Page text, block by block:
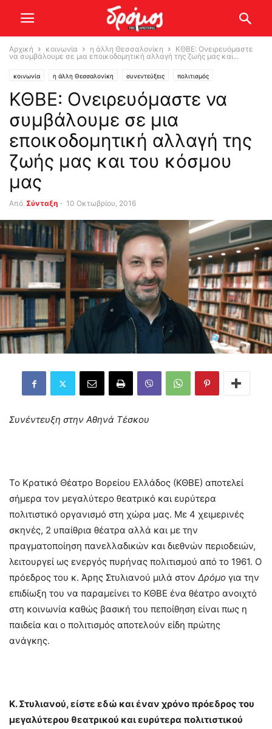
Αρχική κοινωνία η άλλη Θεσσαλονίκη
ΚΘΒΕ: Ονειρευόμαστε
να συμβάλουμε σε μια εποικοδομητική αλλαγή της ζωής μας και...
κοινωνία η άλλη Θεσσαλονίκη συνεντεύξεις πολιτισμός
ΚΘΒΕ: Ονειρευόμαστε να
συμβάλουμε σε μια
εποικοδομητική αλλαγή της
ζωής μας και του κόσμου
μας
Από Σύνταξη - 10 Οκτωβρίου, 2016
Συνέντευξη στην Αθηνά Τέσκου
Το Κρατικό Θέατρο Βορείου Ελλάδος (ΚΘΒΕ) αποτελεί
σήμερα τον μεγαλύτερο θεατρικό και ευρύτερα
πολιτιστικό οργανισμό στη χώρα μας. Με 4 χειμερινές
σκηνές, 2 υπαίθρια θέατρα αλλά και με την
πραγματοποίηση πανελλαδικών και διεθνών περιοδειών,
λειτουργεί ως ενεργός πυρήνας πολιτισμού από το 1961. Ο
πρόεδρος του κ. Άρης Στυλιανού μιλά στον Δρόμο για την
επιδίωξη του να παραμείνει το ΚΘΒΕ ένα θέατρο ανοιχτό
στη κοινωνία καθώς βασική του πεποίθηση είναι πως η
παιδεία και ο πολιτισμός αποτελούν είδη πρώτης
ανάγκης.
Κ. Στυλιανού, είστε εδώ και έναν χρόνο πρόεδρος του
μεγαλύτερου θεατρικού και ευρύτερα πολιτιστικού